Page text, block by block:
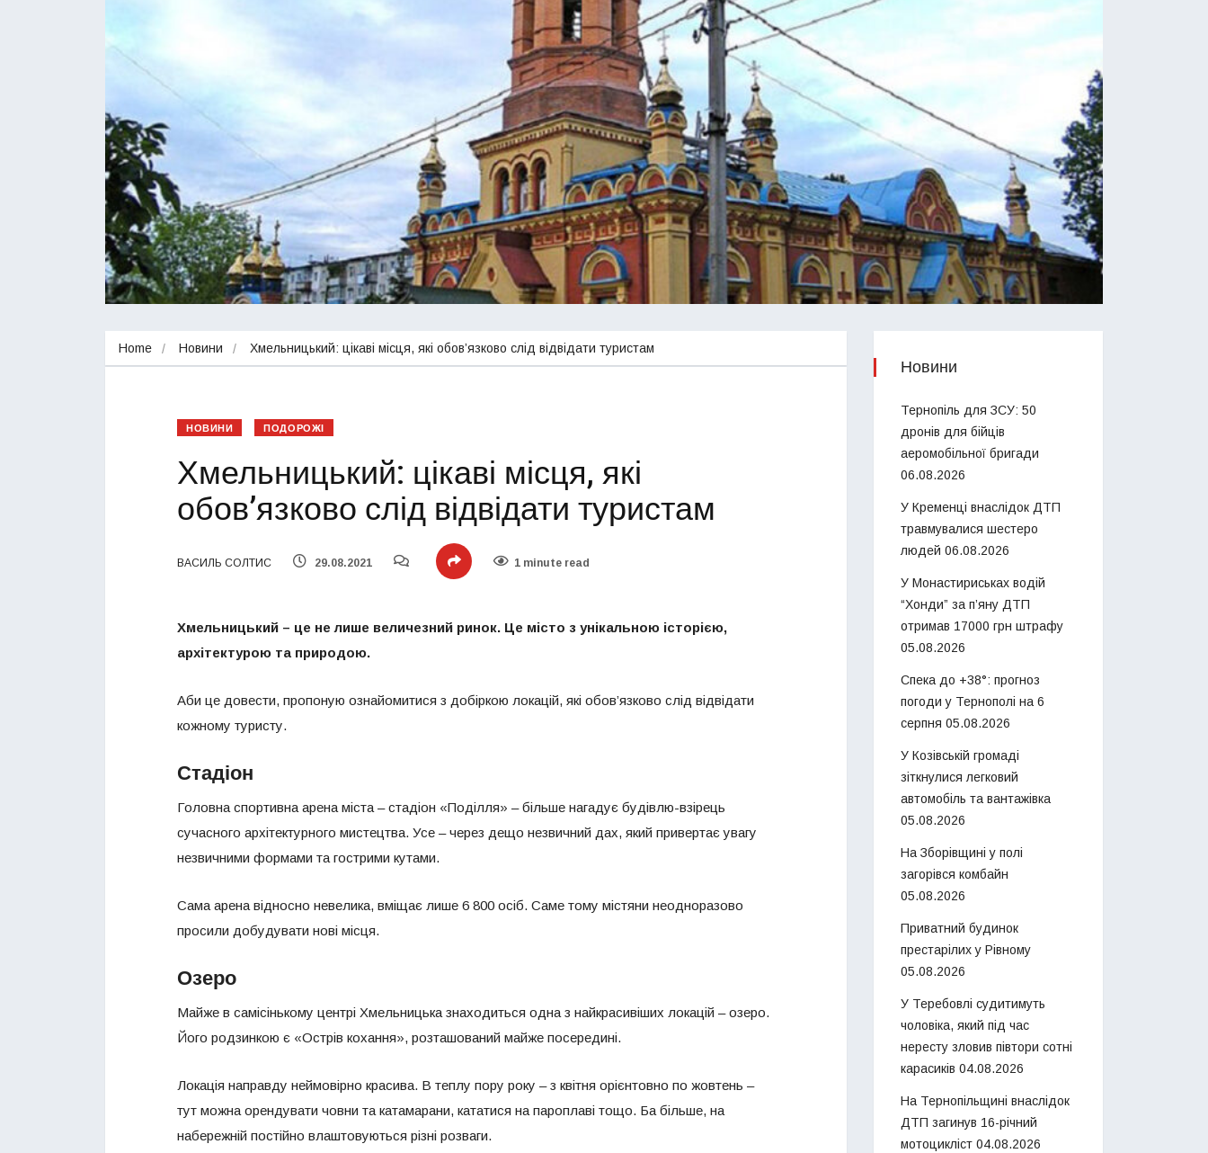
Home Новини Хмельницький: цікаві місця, які обов’язково слід відвідати туристам
НОВИНИ ПОДОРОЖІ
Хмельницький: цікаві місця, які
обов’язково слід відвідати туристам
ВАСИЛЬ СОЛТИС 29.08.2021 1 minute read
Хмельницький – це не лише величезний ринок. Це місто з унікальною історією,
архітектурою та природою.
Аби це довести, пропоную ознайомитися з добіркою локацій, які обов’язково слід відвідати
кожному туристу.
Стадіон
Головна спортивна арена міста – стадіон «Поділля» – більше нагадує будівлю-взірець
сучасного архітектурного мистецтва. Усе – через дещо незвичний дах, який привертає увагу
незвичними формами та гострими кутами.
Сама арена відносно невелика, вміщає лише 6 800 осіб. Саме тому містяни неодноразово
просили добудувати нові місця.
Озеро
Майже в самісінькому центрі Хмельницька знаходиться одна з найкрасивіших локацій – озеро.
Його родзинкою є «Острів кохання», розташований майже посередині.
Локація направду неймовірно красива. В теплу пору року – з квітня орієнтовно по жовтень –
тут можна орендувати човни та катамарани, кататися на пароплаві тощо. Ба більше, на
набережній постійно влаштовуються різні розваги.
Новини
Тернопіль для ЗСУ: 50
дронів для бійців
аеромобільної бригади
06.08.2026
У Кременці внаслідок ДТП
травмувалися шестеро
людей 06.08.2026
У Монастириськах водій
“Хонди” за п’яну ДТП
отримав 17000 грн штрафу
05.08.2026
Спека до +38°: прогноз
погоди у Тернополі на 6
серпня 05.08.2026
У Козівській громаді
зіткнулися легковий
автомобіль та вантажівка
05.08.2026
На Зборівщині у полі
загорівся комбайн
05.08.2026
Приватний будинок
престарілих у Рівному
05.08.2026
У Теребовлі судитимуть
чоловіка, який під час
нересту зловив півтори сотні
карасиків 04.08.2026
На Тернопільщині внаслідок
ДТП загинув 16-річний
мотоцикліст 04.08.2026